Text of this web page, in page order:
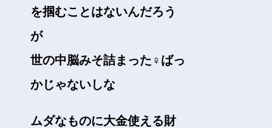
を掴むことはないんだろう
が
世の中脳みそ詰まった♀ばっ
かじゃないしな
ムダなものに大金使える財